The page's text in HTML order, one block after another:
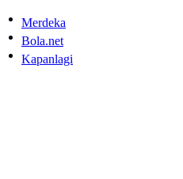
Merdeka
Bola.net
Kapanlagi